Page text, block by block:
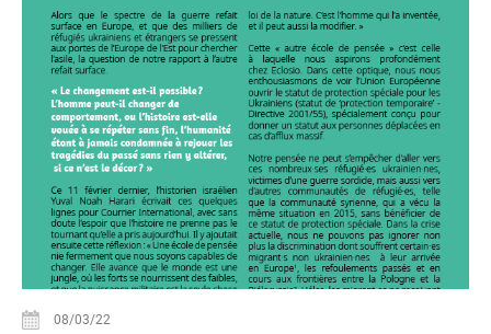
08/03/22